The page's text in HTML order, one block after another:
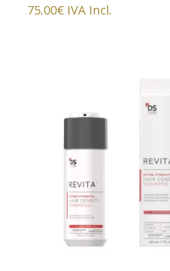
75.00€ IVA Incl.